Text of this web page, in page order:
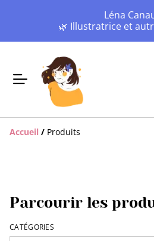
Léna
🌿 Illustratrice et
Accueil / Produits
Parcourir les
CATÉGORIES